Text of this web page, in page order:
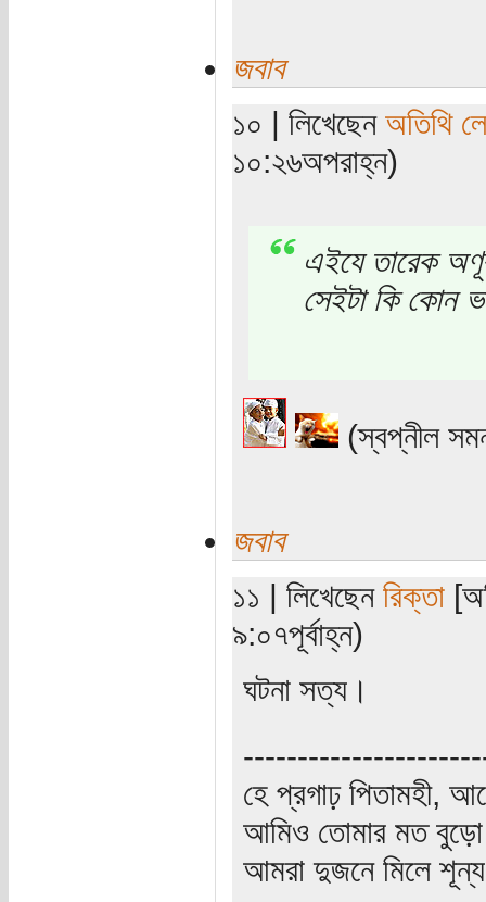
জবাব
১০ | লিখেছেন অতিথি
১০:২৬অপরাহ্ন)
এইযে তারেক
সেইটা কি কোন
(স্বপ্নীল
জবাব
১১ | লিখেছেন রিক্তা
৯:০৭পূর্বাহ্ন)
ঘটনা সত্য।
হে প্রগাঢ় পিতামহী,
আমিও তোমার মত বুড়ো
আমরা দুজনে মিলে শূন্য